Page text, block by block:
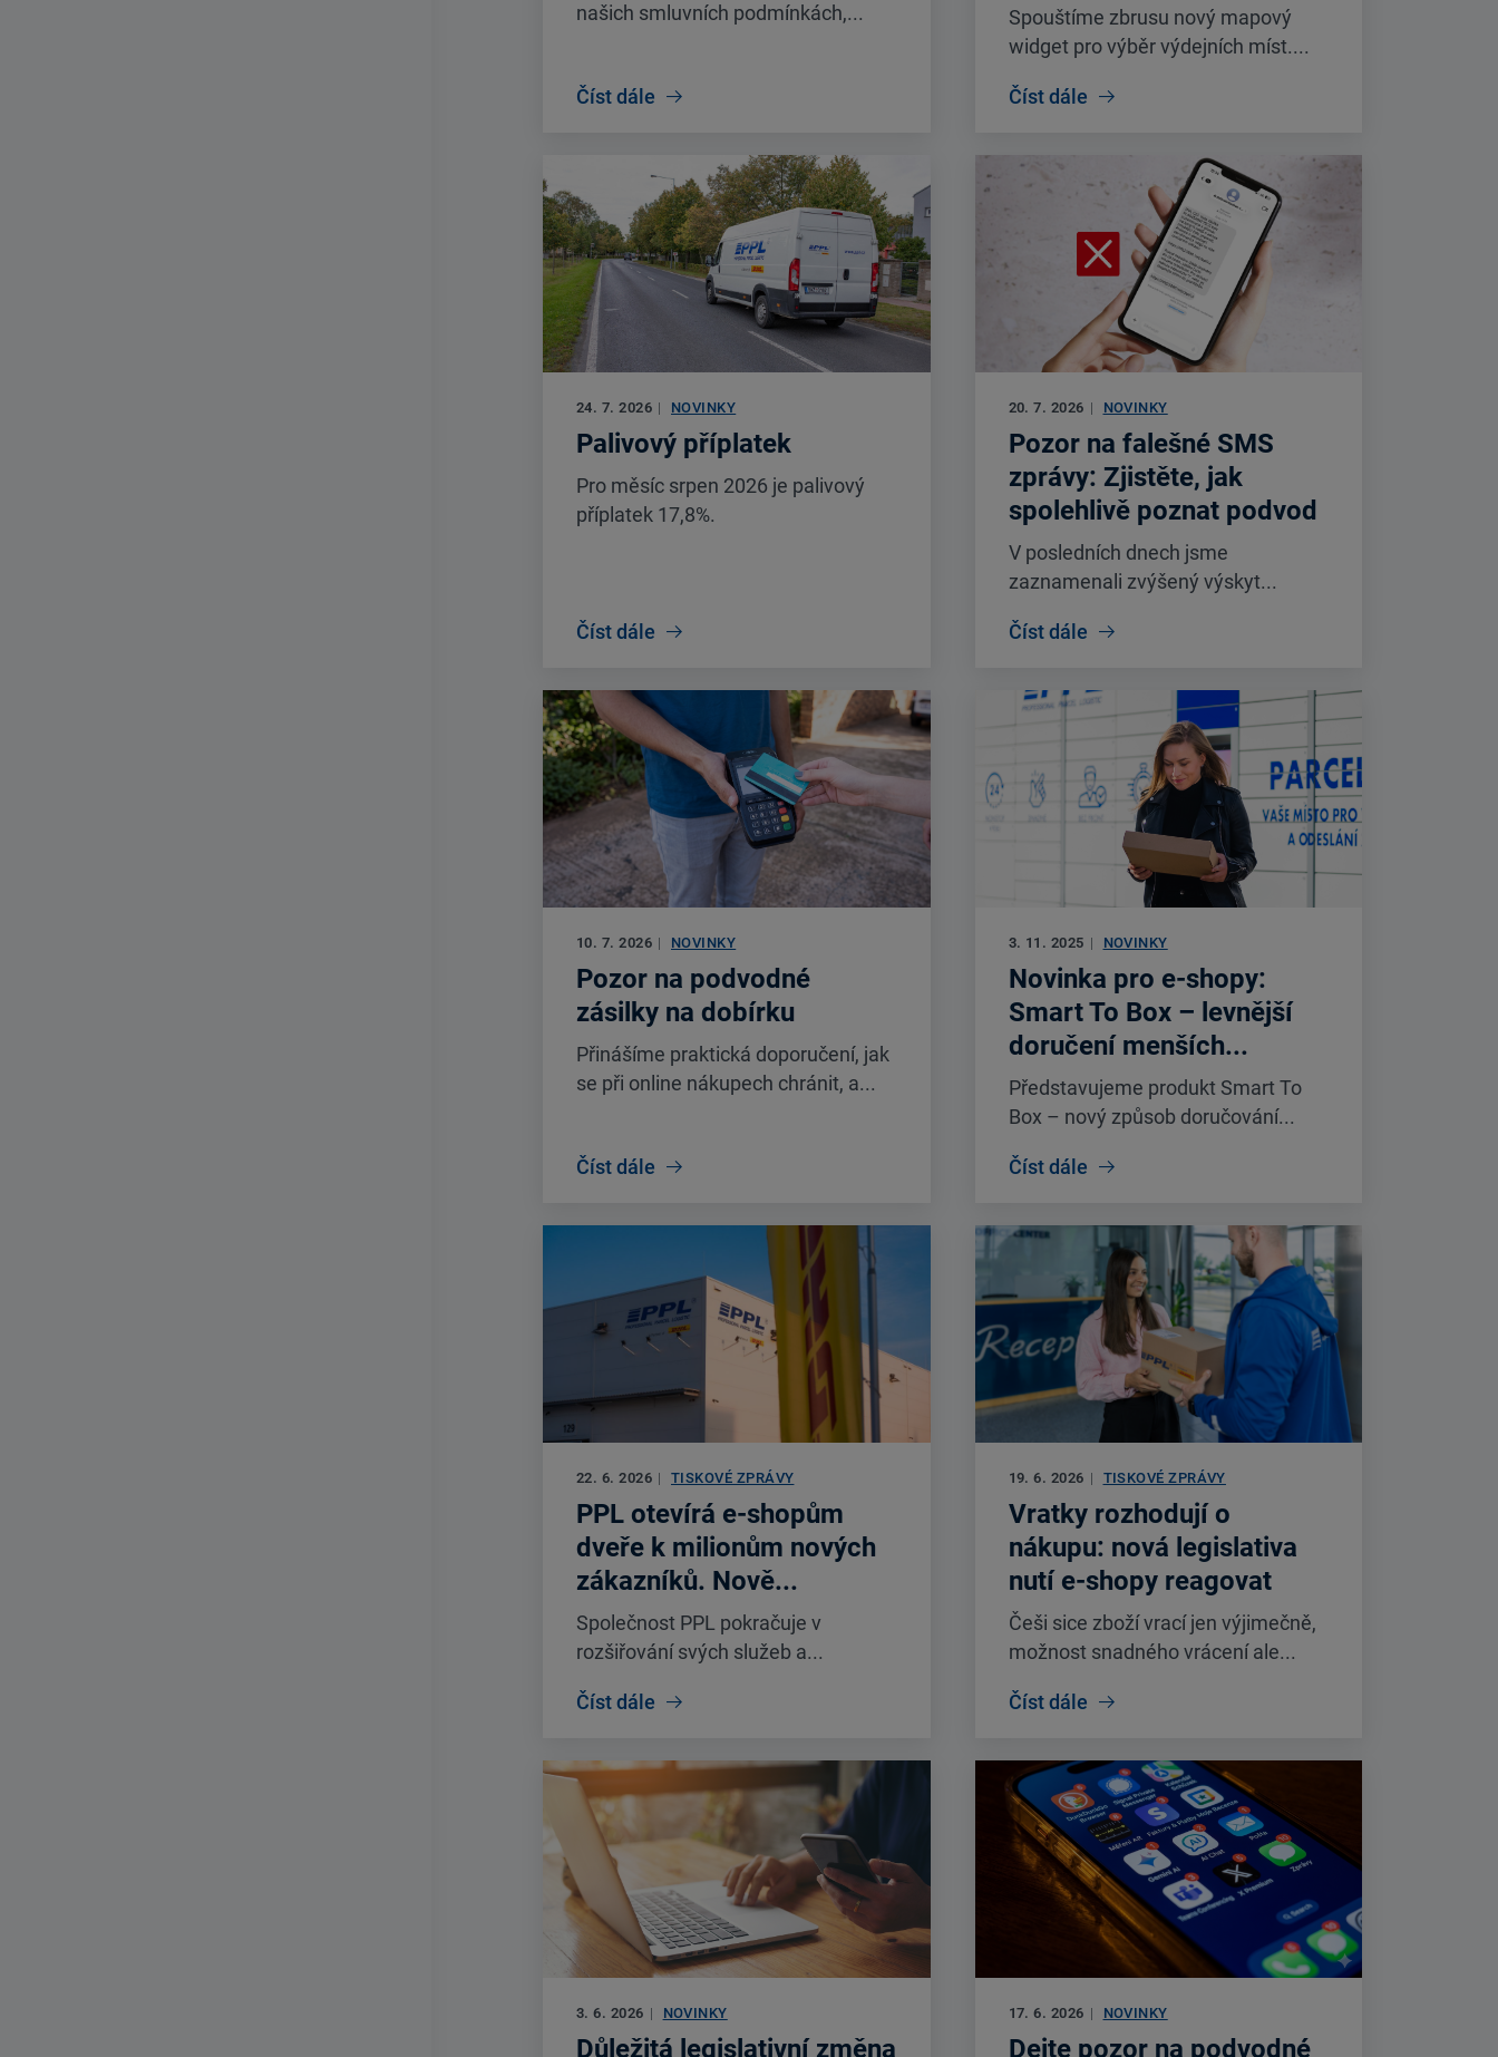
našich smluvních podmínkách,...
Číst dále
Spouštíme zbrusu nový mapový
widget pro výběr výdejních míst....
Číst dále
24. 7. 2026 | NOVINKY
Palivový příplatek
Pro měsíc srpen 2026 je palivový
příplatek 17,8%.
Číst dále
20. 7. 2026 | NOVINKY
Pozor na falešné SMS
zprávy: Zjistěte, jak
spolehlivě poznat podvod
V posledních dnech jsme
zaznamenali zvýšený výskyt...
Číst dále
10. 7. 2026 | NOVINKY
Pozor na podvodné
zásilky na dobírku
Přinášíme praktická doporučení, jak
se při online nákupech chránit, a...
Číst dále
3. 11. 2025 | NOVINKY
Novinka pro e-shopy:
Smart To Box – levnější
doručení menších...
Představujeme produkt Smart To
Box – nový způsob doručování...
Číst dále
22. 6. 2026 | TISKOVÉ ZPRÁVY
PPL otevírá e-shopům
dveře k milionům nových
zákazníků. Nově...
Společnost PPL pokračuje v
rozšiřování svých služeb a...
Číst dále
19. 6. 2026 | TISKOVÉ ZPRÁVY
Vratky rozhodují o
nákupu: nová legislativa
nutí e-shopy reagovat
Češi sice zboží vrací jen výjimečně,
možnost snadného vrácení ale...
Číst dále
3. 6. 2026 | NOVINKY
Důležitá legislativní změna
17. 6. 2026 | NOVINKY
Dejte pozor na podvodné